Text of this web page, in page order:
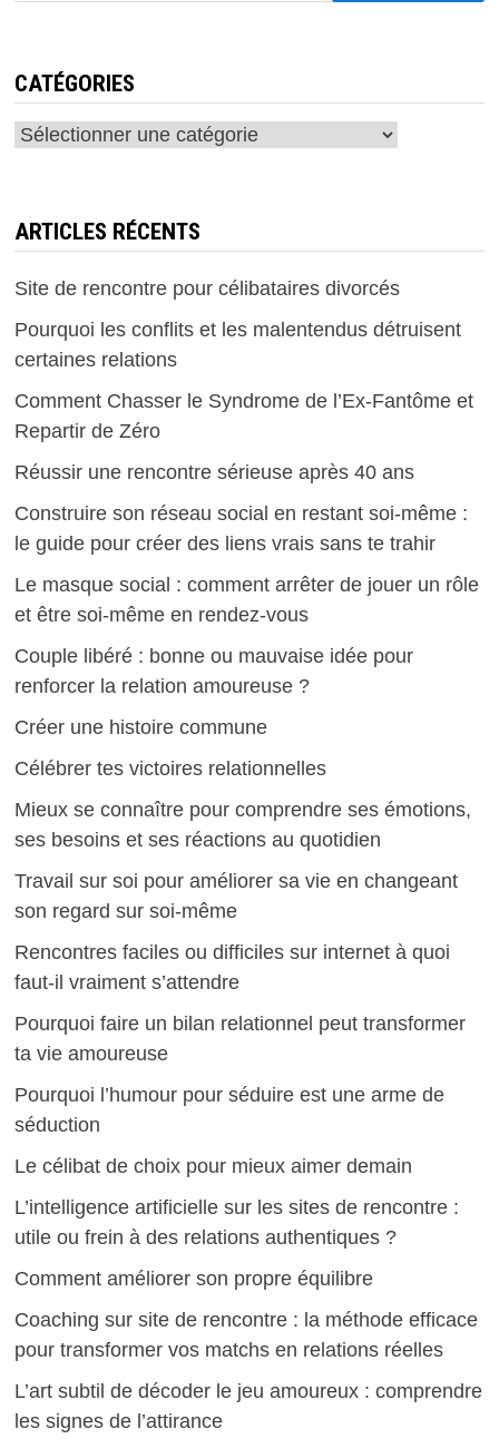
CATÉGORIES
Catégories
ARTICLES RÉCENTS
Site de rencontre pour célibataires divorcés
Pourquoi les conflits et les malentendus détruisent
certaines relations
Comment Chasser le Syndrome de l’Ex-Fantôme et
Repartir de Zéro
Réussir une rencontre sérieuse après 40 ans
Construire son réseau social en restant soi-même :
le guide pour créer des liens vrais sans te trahir
Le masque social : comment arrêter de jouer un rôle
et être soi-même en rendez-vous
Couple libéré : bonne ou mauvaise idée pour
renforcer la relation amoureuse ?
Créer une histoire commune
Célébrer tes victoires relationnelles
Mieux se connaître pour comprendre ses émotions,
ses besoins et ses réactions au quotidien
Travail sur soi pour améliorer sa vie en changeant
son regard sur soi-même
Rencontres faciles ou difficiles sur internet à quoi
faut-il vraiment s’attendre
Pourquoi faire un bilan relationnel peut transformer
ta vie amoureuse
Pourquoi l’humour pour séduire est une arme de
séduction
Le célibat de choix pour mieux aimer demain
L’intelligence artificielle sur les sites de rencontre :
utile ou frein à des relations authentiques ?
Comment améliorer son propre équilibre
Coaching sur site de rencontre : la méthode efficace
pour transformer vos matchs en relations réelles
L’art subtil de décoder le jeu amoureux : comprendre
les signes de l’attirance